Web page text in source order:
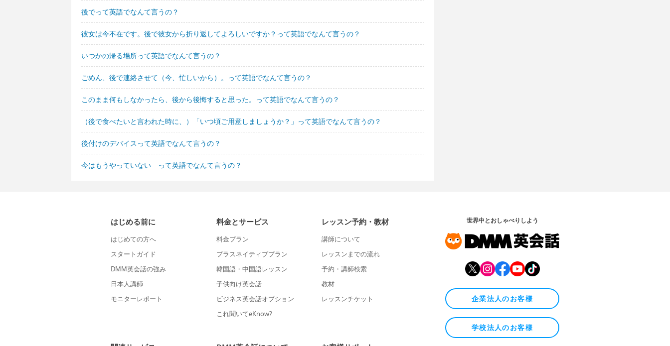
後でって英語でなんて言うの？
彼女は今不在です。後で彼女から折り返してよろしいですか？って英語でなんて言うの？
いつかの帰る場所って英語でなんて言うの？
ごめん、後で連絡させて（今、忙しいから）。って英語でなんて言うの？
このまま何もしなかったら、後から後悔すると思った。って英語でなんて言うの？
（後で食べたいと言われた時に、）「いつ頃ご用意しましょうか？」って英語でなんて言うの？
後付けのデバイスって英語でなんて言うの？
今はもうやっていない って英語でなんて言うの？
はじめる前に
はじめての方へ
スタートガイド
DMM英会話の強み
日本人講師
モニターレポート
料金とサービス
料金プラン
プラスネイティブプラン
韓国語・中国語レッスン
子供向け英会話
ビジネス英会話オプション
これ聞いてeKnow?
レッスン予約・教材
講師について
レッスンまでの流れ
予約・講師検索
教材
レッスンチケット
世界中とおしゃべりしよう
企業法人のお客様
学校法人のお客様